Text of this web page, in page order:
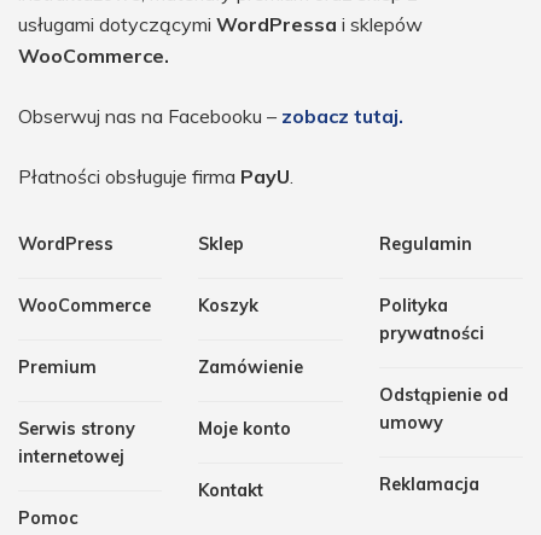
usługami dotyczącymi WordPressa i sklepów
WooCommerce.
Obserwuj nas na Facebooku – zobacz tutaj.
Płatności obsługuje firma PayU
WordPress
WooCommerce
Premium
Serwis strony
internetowej
Pomoc
Sklep
Koszyk
Zamówienie
Moje konto
Kontakt
Regulamin
Polityka
prywatności
Odstąpienie od
umowy
Reklamacja